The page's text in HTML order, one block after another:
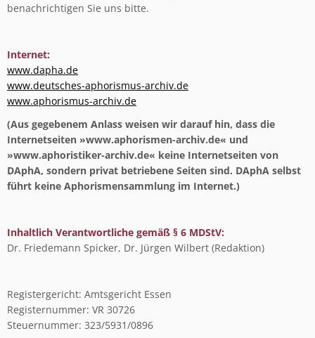
benachrichtigen Sie uns bitte.
Internet:
www.dapha.de
www.deutsches-aphorismus-archiv.de
www.aphorismus-archiv.de
(Aus gegebenem Anlass weisen wir darauf hin, dass die
Internetseiten »www.aphorismen-archiv.de« und
»www.aphoristiker-archiv.de« keine Internetseiten von
DAphA, sondern privat betriebene Seiten sind. DAphA selbst
führt keine Aphorismensammlung im Internet.)
Inhaltlich Verantwortliche gemäß § 6 MDStV:
Dr. Friedemann Spicker, Dr. Jürgen Wilbert (Redaktion)
Registergericht: Amtsgericht Essen
Registernummer: VR 30726
Steuernummer: 323/5931/0896